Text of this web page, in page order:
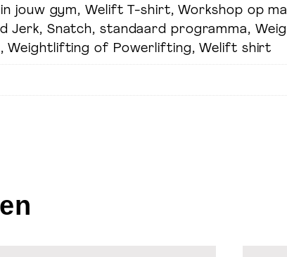
jouw gym, Welift T-shirt, Workshop op
Jerk, Snatch, standaard programma,
Weightlifting of Powerlifting, Welift shirt